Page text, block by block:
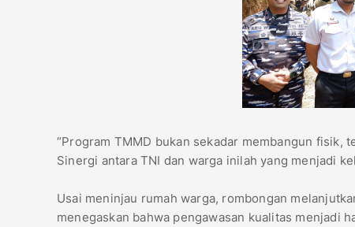
“Program TMMD bukan sekadar membangun fisik,
Sinergi antara TNI dan warga inilah yang menjadi
Usai meninjau rumah warga, rombongan
menegaskan bahwa pengawasan kualitas menjadi